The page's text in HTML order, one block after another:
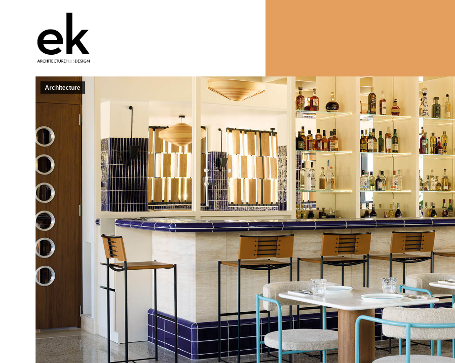
Architecture